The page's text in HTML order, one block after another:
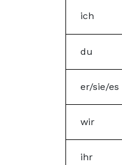
ich
du
er/sie/es
wir
ihr